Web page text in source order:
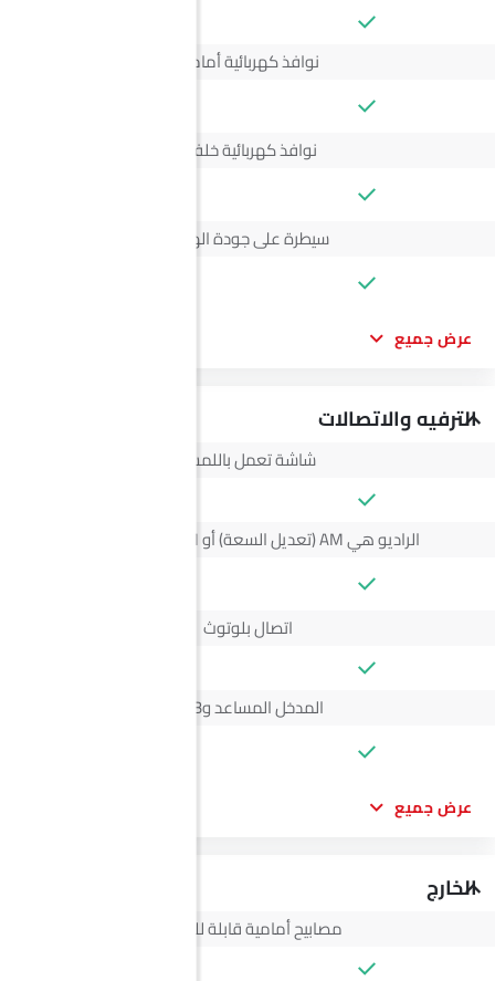
نوافذ كهربائية أمامية
نوافذ كهربائية خلفية
سيطرة على جودة الهواء
عرض جميع
الترفيه والاتصالات
شاشة تعمل باللمس
الراديو هي AM (تعديل السعة) أو FM (تضمين التردد)،
اتصال بلوتوث
المدخل المساعد وUSB
عرض جميع
الخارج
مصابيح أمامية قابلة للتعديل